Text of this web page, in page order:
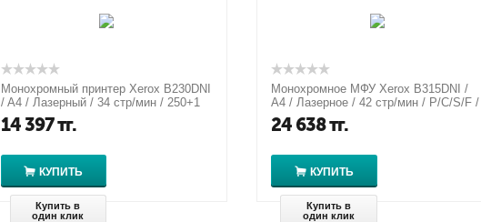
Монохромный принтер Xerox B230DNI
/ A4 / Лазерный / 34 стр/мин / 250+1
стр. - емкость лотков пода...
14 397тг.
КУПИТЬ
Купить в
один клик
Монохромное МФУ Xerox B315DNI /
A4 / Лазерное / 42 стр/мин / P/C/S/F /
Дуплекс / 40-sheet ADF / 2...
24 638тг.
КУПИТЬ
Купить в
один клик